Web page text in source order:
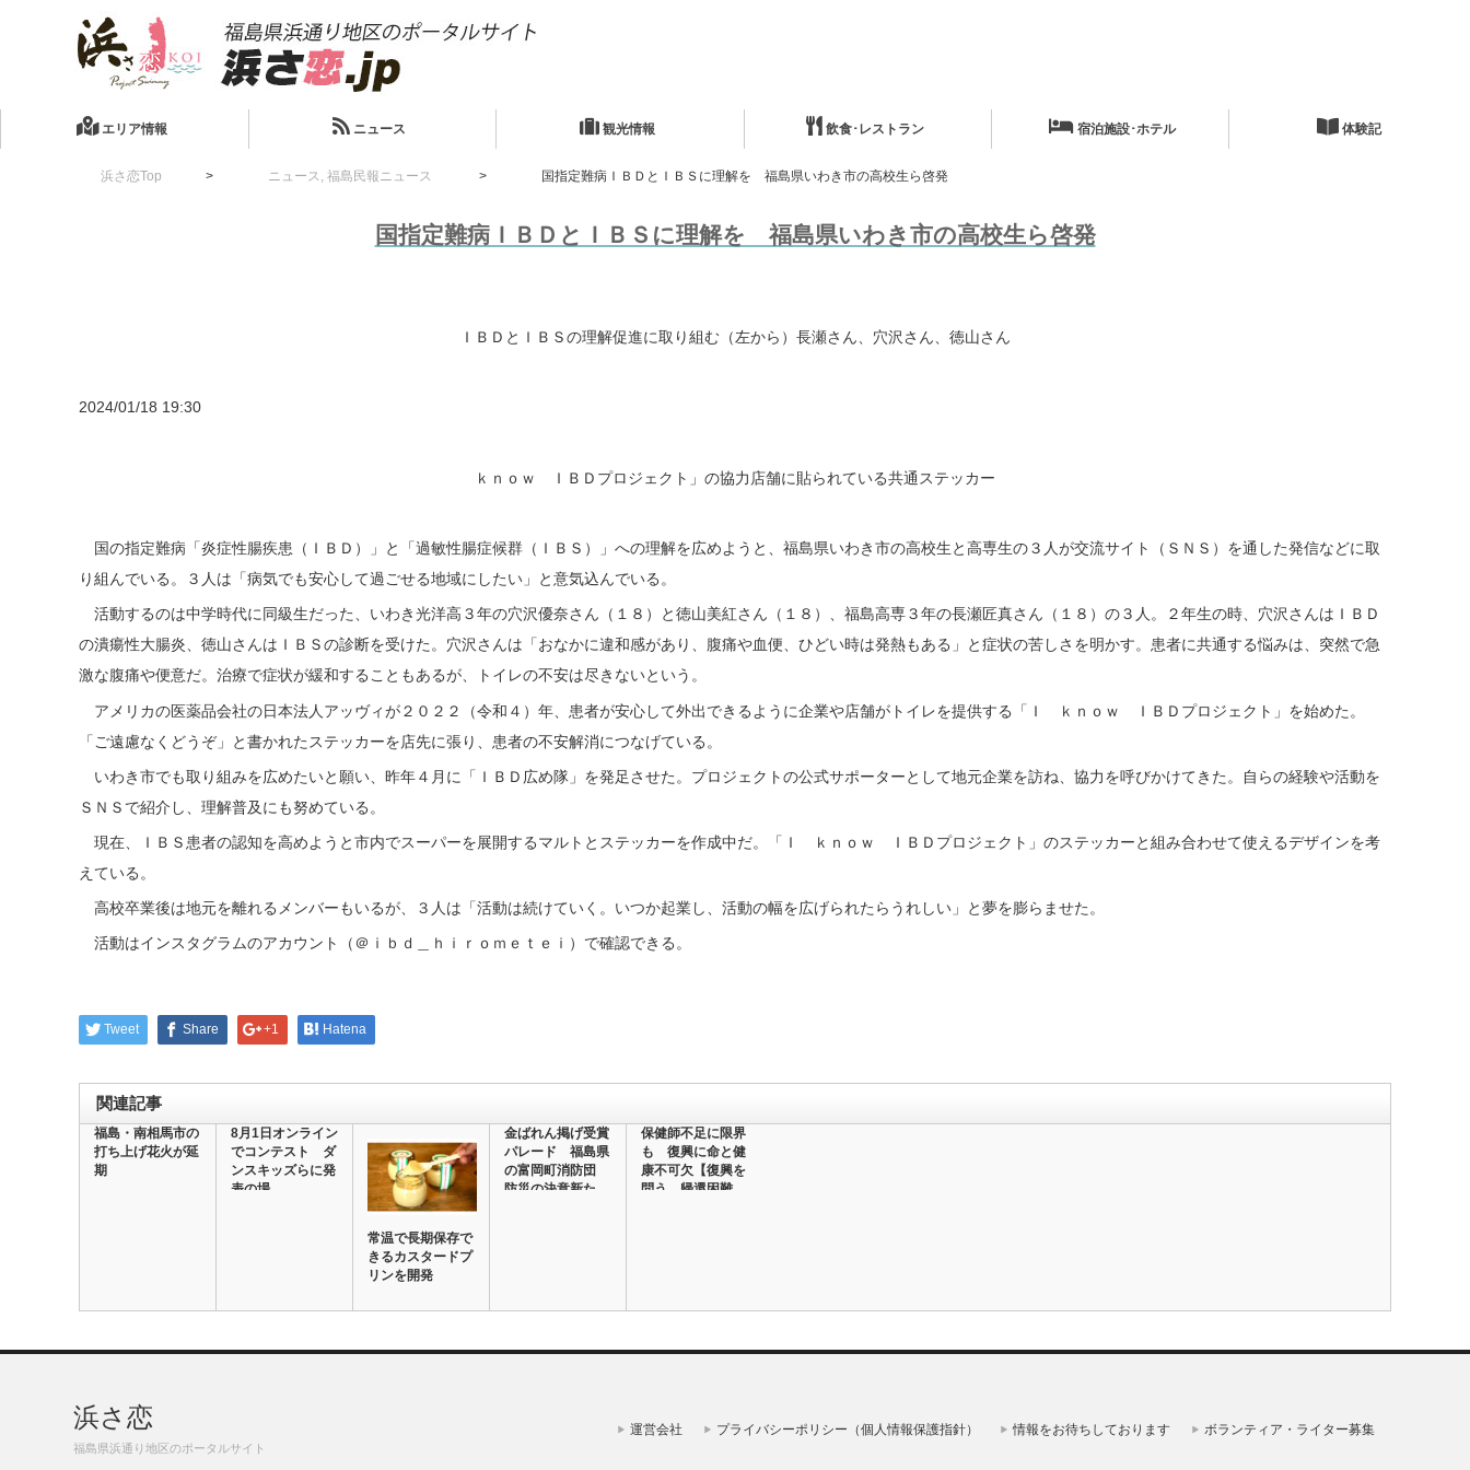
エリア情報 ニュース 観光情報 飲食･レストラン 宿泊施設･ホテル 体験記
浜さ恋Top ニュース , 福島民報ニュース 国指定難病ＩＢＤとＩＢＳに理解を 福島県いわき市の高校生ら啓発
国指定難病ＩＢＤとＩＢＳに理解を 福島県いわき市の高校生ら啓発
ＩＢＤとＩＢＳの理解促進に取り組む（左から）長瀬さん、穴沢さん、徳山さん
2024/01/18 19:30
ｋｎｏｗ ＩＢＤプロジェクト」の協力店舗に貼られている共通ステッカー
国の指定難病「炎症性腸疾患（ＩＢＤ）」と「過敏性腸症候群（ＩＢＳ）」への理解を広めようと、福島県いわき市の高校生と高専生の３人が交流サイト（ＳＮＳ）を通した発信などに取
り組んでいる。３人は「病気でも安心して過ごせる地域にしたい」と意気込んでいる。
活動するのは中学時代に同級生だった、いわき光洋高３年の穴沢優奈さん（１８）と徳山美紅さん（１８）、福島高専３年の長瀬匠真さん（１８）の３人。２年生の時、穴沢さんはＩＢＤ
の潰瘍性大腸炎、徳山さんはＩＢＳの診断を受けた。穴沢さんは「おなかに違和感があり、腹痛や血便、ひどい時は発熱もある」と症状の苦しさを明かす。患者に共通する悩みは、突然で急
激な腹痛や便意だ。治療で症状が緩和することもあるが、トイレの不安は尽きないという。
アメリカの医薬品会社の日本法人アッヴィが２０２２（令和４）年、患者が安心して外出できるように企業や店舗がトイレを提供する「Ｉ ｋｎｏｗ ＩＢＤプロジェクト」を始めた。
「ご遠慮なくどうぞ」と書かれたステッカーを店先に張り、患者の不安解消につなげている。
いわき市でも取り組みを広めたいと願い、昨年４月に「ＩＢＤ広め隊」を発足させた。プロジェクトの公式サポーターとして地元企業を訪ね、協力を呼びかけてきた。自らの経験や活動を
ＳＮＳで紹介し、理解普及にも努めている。
現在、ＩＢＳ患者の認知を高めようと市内でスーパーを展開するマルトとステッカーを作成中だ。「Ｉ ｋｎｏｗ ＩＢＤプロジェクト」のステッカーと組み合わせて使えるデザインを考
えている。
高校卒業後は地元を離れるメンバーもいるが、３人は「活動は続けていく。いつか起業し、活動の幅を広げられたらうれしい」と夢を膨らませた。
活動はインスタグラムのアカウント（＠ｉｂｄ＿ｈｉｒｏｍｅｔｅｉ）で確認できる。
Tweet Share +1 Hatena
関連記事
福島・南相馬市の
打ち上げ花火が延
期
8月1日オンライン
でコンテスト ダ
ンスキッズらに発
表の場
常温で長期保存で
きるカスタードプ
リンを開発
金ばれん掲げ受賞
パレード 福島県
の富岡町消防団
防災の決意新た
保健師不足に限界
も 復興に命と健
康不可欠【復興を
問う 帰還困難
浜さ恋
福島県浜通り地区のポータルサイト
運営会社 プライバシーポリシー（個人情報保護指針） 情報をお待ちしております ボランティア・ライター募集